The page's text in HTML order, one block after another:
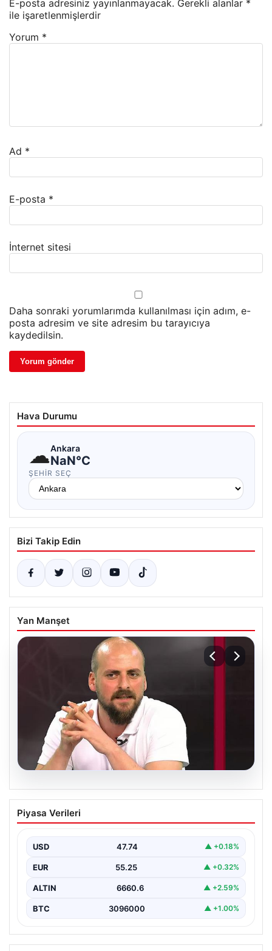
E-posta adresiniz yayınlanmayacak. Gerekli alanlar *
ile işaretlenmişlerdir
Yorum *
Ad *
E-posta *
İnternet sitesi
Daha sonraki yorumlarımda kullanılması için adım, e-
posta adresim ve site adresim bu tarayıcıya
kaydedilsin.
Hava Durumu
☁Ankara
NaN°C
ŞEHIR SEÇ
Bizi Takip Edin
Yan Manşet
Transfer Krizi Soruşturmaya Dönüştü:
Burhan Can Terzi Hakkında Resmi İşlem
Galatasaray Spor Kulübü, gerçekleştirilen transfer
iddialar nedeniyle…
Piyasa Verileri
USD 47.74 ▲ +0.18%
EUR 55.25 ▲ +0.32%
ALTIN 6660.6 ▲ +2.59%
BTC 3096000 ▲ +1.00%